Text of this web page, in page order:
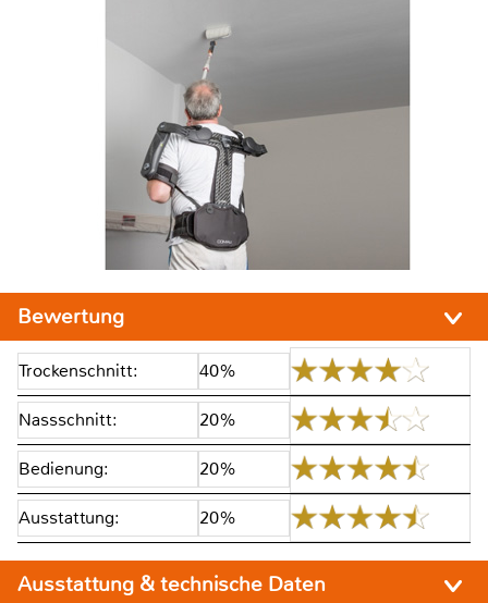
Bewertung
Trockenschnitt: 40%
Nassschnitt: 20%
Bedienung: 20%
Ausstattung: 20%
Ausstattung & technische Daten